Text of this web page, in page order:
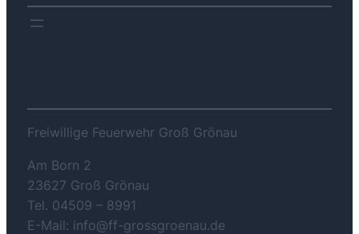
Freiwillige Feuerwehr Groß Grönau
Am Born 2
23627 Groß Grönau
Tel. 04509 – 8991
E-Mail: info@ff-grossgroenau.de